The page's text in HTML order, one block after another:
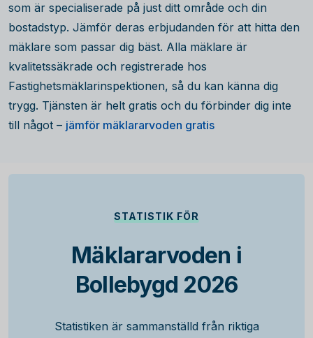
som är specialiserade på just ditt område och din
bostadstyp. Jämför deras erbjudanden för att hitta den
mäklare som passar dig bäst. Alla mäklare är
kvalitetssäkrade och registrerade hos
Fastighetsmäklarinspektionen, så du kan känna dig
trygg. Tjänsten är helt gratis och du förbinder dig inte
till något – jämför mäklararvoden gratis
STATISTIK FÖR
Mäklararvoden i
Bollebygd 2026
Statistiken är sammanställd från riktiga